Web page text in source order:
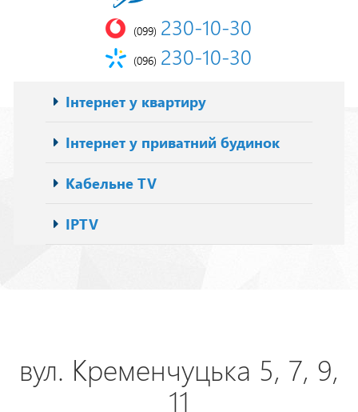
(099) 230-10-30
(096) 230-10-30
Основна
навіґація
Інтернет у квартиру
Інтернет у приватний будинок
Кабельне TV
IPTV
вул. Кременчуцька 5, 7, 9,
11